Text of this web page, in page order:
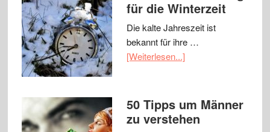
für die Winterzeit
Die kalte Jahreszeit ist
bekannt für ihre …
[Weiterlesen...]
50 Tipps um Männer
zu verstehen